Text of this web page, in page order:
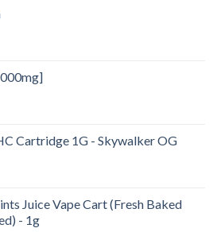
Cartridge 1G - Skywalker OG
Juice Vape Cart (Fresh Baked
- 1g